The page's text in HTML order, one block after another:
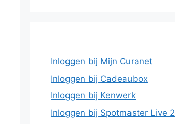
Inloggen bij Mijn Curanet
Inloggen bij Cadeaubox
Inloggen bij Kenwerk
Inloggen bij Spotmaster Live 2